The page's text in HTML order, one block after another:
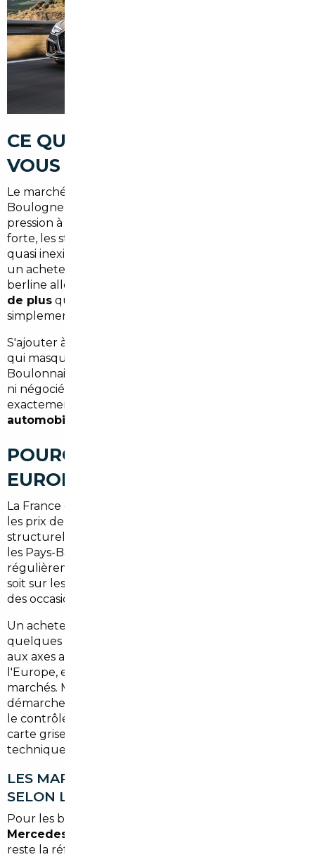
CE QUE LE MARCHÉ LOCAL NE
VOUS DIT PAS
Le marché automobile en Île-de-France, et à
Boulogne-Billancourt en particulier, souffre d'une
pression à la hausse sur les prix. La demande est
forte, les stocks faibles, et les remises en concession
quasi inexistantes sur les modèles porteurs. Résultat :
un acheteur qui cherche un SUV familial ou une
berline allemande récente paie souvent
de plus que la valeur réelle du véhicule,
simplement parce qu'il manque d'alternatives.
S'ajouter à cela la complexité des offres LOA et crédit
qui masquent le coût total réel. Beaucoup de
Boulonnais signent des contrats sans avoir comparé
ni négocié, faute de temps ou d'expertise. C'est
exactement là qu'intervient le rôle d'un
automobile spécialisé dans l'import
POURQUOI L'IMPORT
EUROPÉEN CHANGE LA DONNE
La France est entourée de marchés automobiles où
les prix de vente — à neuf comme d'occasion — sont
structurellement plus bas. L'Allemagne, la Belgique,
les Pays-Bas ou encore l'Espagne offrent
régulièrement des opportunités significatives, que ce
soit sur les véhicules neufs en fin de millésime ou sur
des occasions récentes avec faible kilométrage.
Un acheteur basé à Boulogne-Billancourt, à
quelques minutes du périphérique et bien connecté
aux axes autoroutiers vers le nord et l'est de
l'Europe, est idéalement placé pour profiter de ces
marchés. Mais importer seul, c'est gérer les
démarches douanières, les certificats de conformité,
le contrôle technique d'entrée sur le territoire, la
carte grise… Autant d'étapes chronophages et
techniques qui peuvent vite décourager.
LES MARCHÉS LES PLUS INTÉRESSANTS
SELON LE TYPE DE VÉHICULE
Pour les berlines et SUV allemands (
Mercedes, Audi, Volkswagen
reste la référence : les stocks sont importants et les